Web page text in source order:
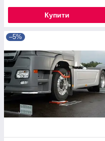
Купити
–5%